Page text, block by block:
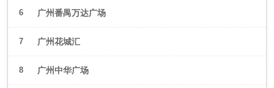
6 广州番禺万达广场
7 广州花城汇
8 广州中华广场